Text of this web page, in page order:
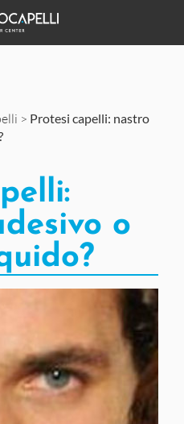
> Protesi capelli: nastro
o